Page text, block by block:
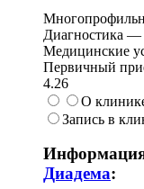
Диагностика —
Медицинские
Первичный
4.26
О
Запись в
Диадема: